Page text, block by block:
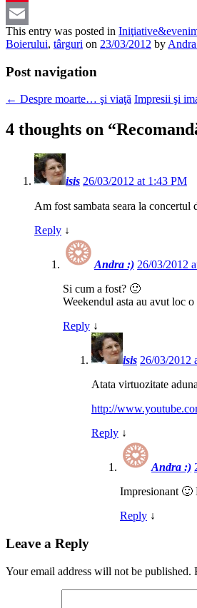
Pinterest
Email
This entry was posted in
Boierului, târguri on 23/03/2012 by
Post navigation
← Despre moarte… şi viaţă Impresii şi
4 thoughts on “
isis 26/03/2012 at 1:43 PM
Am fost sambata seara la
Reply ↓
Andra :) 26/03/2012
Si cum a fost? 🙂
Weekendul asta au avut loc
Reply ↓
isis 26/03/2012
Atata virtuozitate
http://
Reply ↓
Andra :)
Impresionant 🙂
Reply ↓
Leave a Reply
Your email address will not be published.